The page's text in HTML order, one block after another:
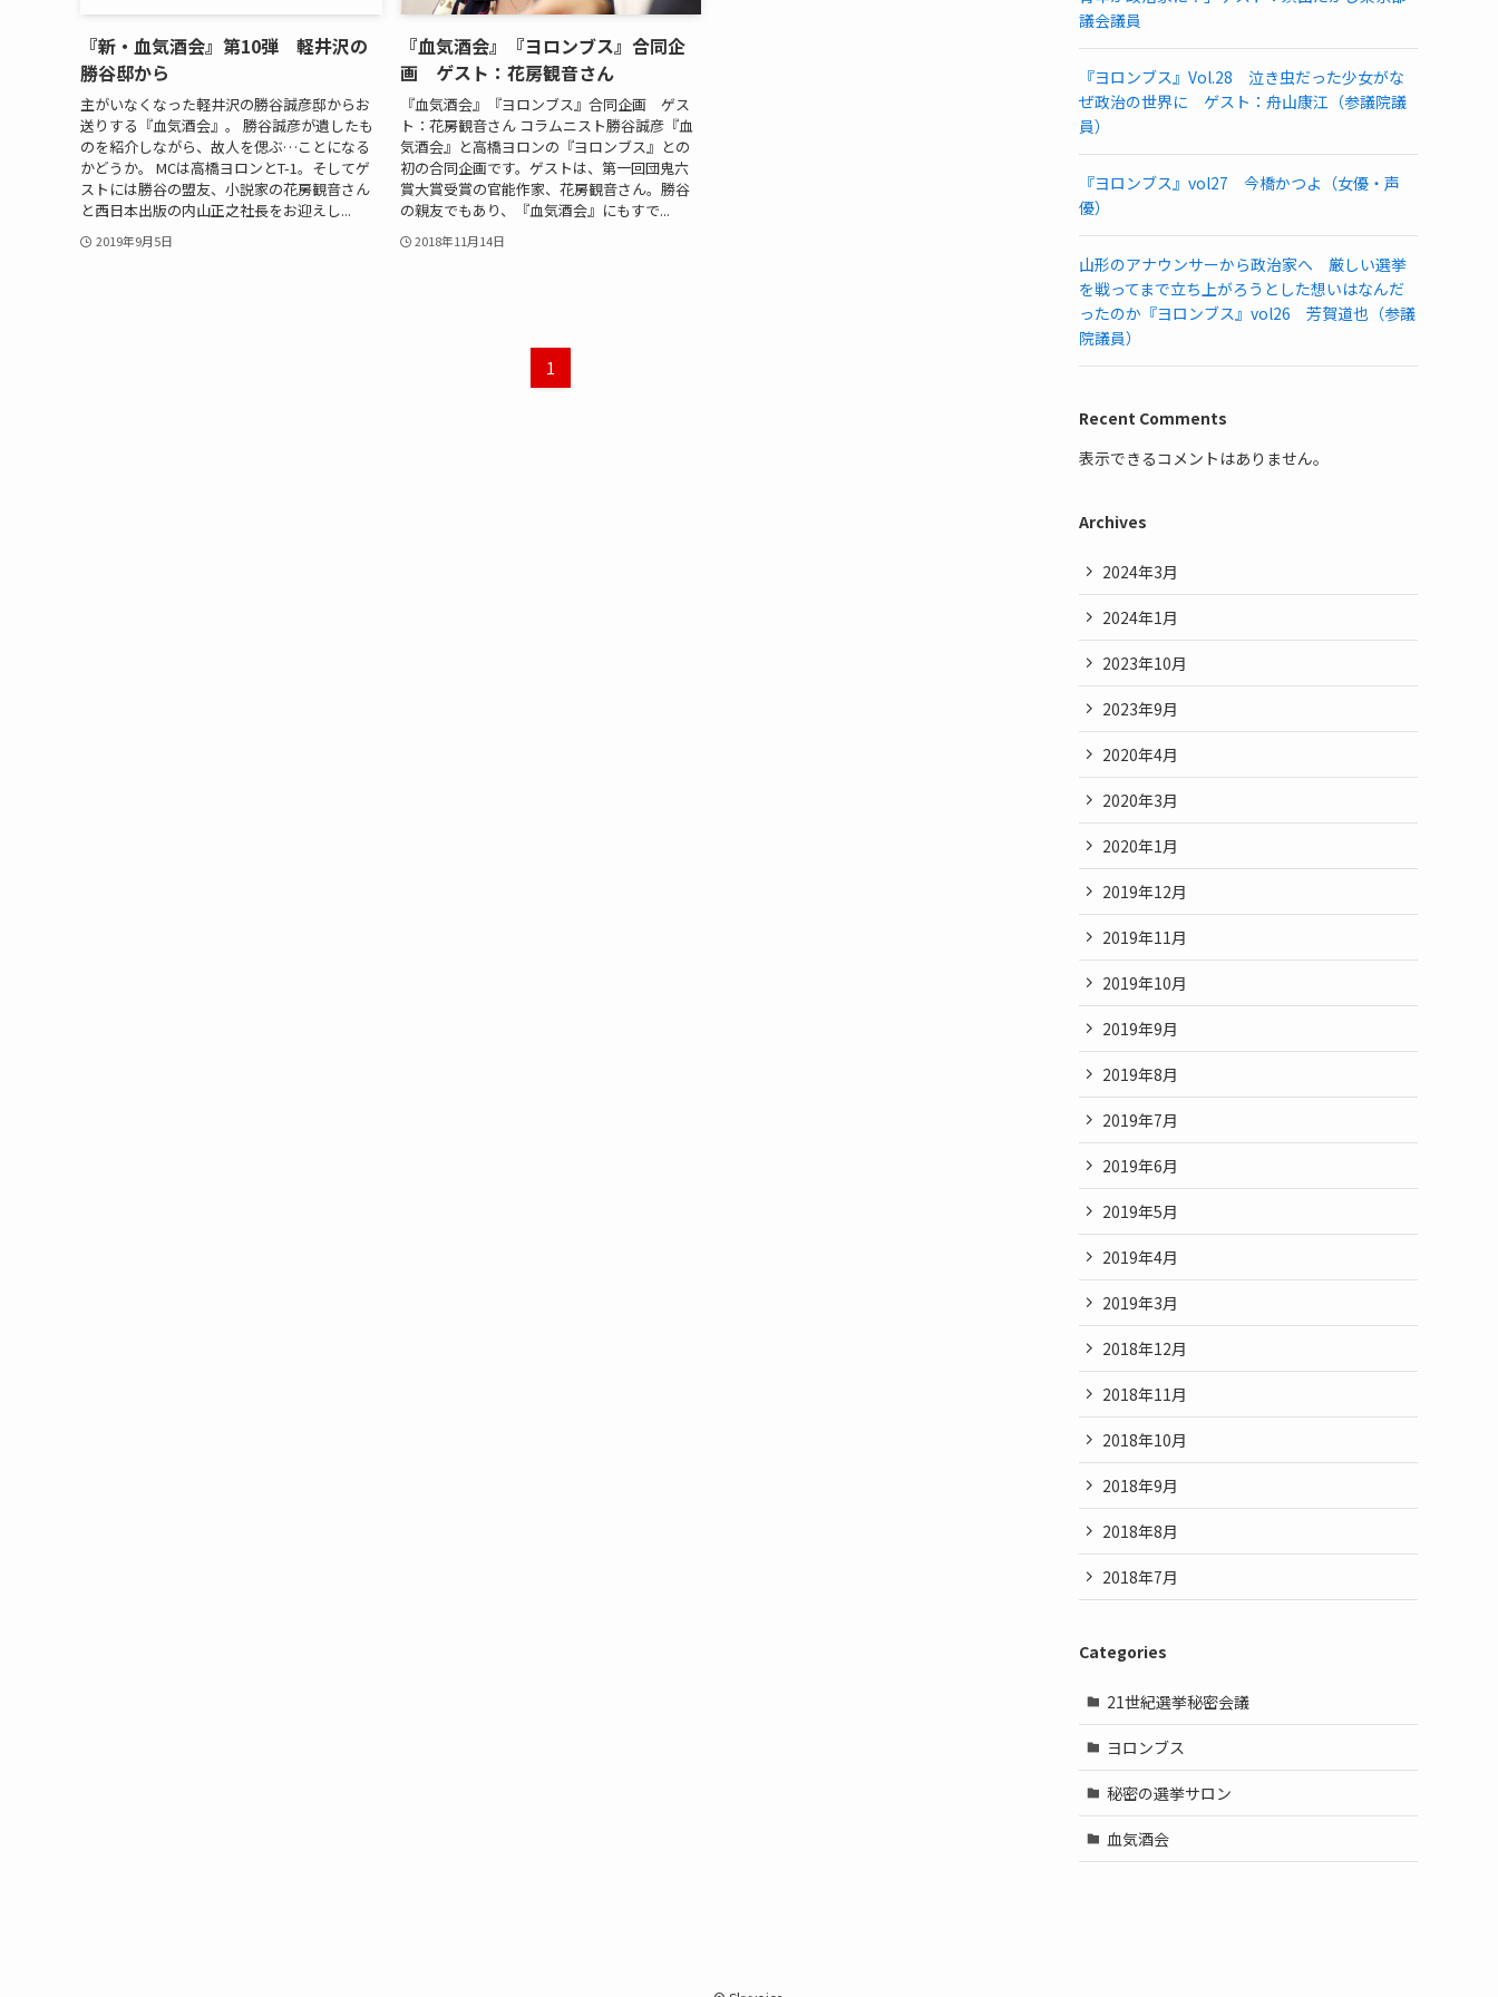
『新・血気酒会』第10弾 軽井沢の
勝谷邸から
主がいなくなった軽井沢の勝谷誠彦邸からお
送りする『血気酒会』。 勝谷誠彦が遺したも
のを紹介しながら、故人を偲ぶ…ことになる
かどうか。 MCは高橋ヨロンとT-1。そしてゲ
ストには勝谷の盟友、小説家の花房観音さん
と西日本出版の内山正之社長をお迎えし...
2019年9月5日
『血気酒会』『ヨロンブス』合同企
画 ゲスト：花房観音さん
『血気酒会』『ヨロンブス』合同企画 ゲス
ト：花房観音さん コラムニスト勝谷誠彦『血
気酒会』と高橋ヨロンの『ヨロンブス』との
初の合同企画です。ゲストは、第一回団鬼六
賞大賞受賞の官能作家、花房観音さん。勝谷
の親友でもあり、『血気酒会』にもすで...
2018年11月14日
1
議会議員
『ヨロンブス』Vol.28 泣き虫だった少女がな
ぜ政治の世界に ゲスト：舟山康江（参議院議
員）
『ヨロンブス』vol27 今橋かつよ（女優・声
優）
山形のアナウンサーから政治家へ 厳しい選挙
を戦ってまで立ち上がろうとした想いはなんだ
ったのか『ヨロンブス』vol26 芳賀道也（参議
院議員）
Recent Comments
表示できるコメントはありません。
Archives
2024年3月
2024年1月
2023年10月
2023年9月
2020年4月
2020年3月
2020年1月
2019年12月
2019年11月
2019年10月
2019年9月
2019年8月
2019年7月
2019年6月
2019年5月
2019年4月
2019年3月
2018年12月
2018年11月
2018年10月
2018年9月
2018年8月
2018年7月
Categories
21世紀選挙秘密会議
ヨロンブス
秘密の選挙サロン
血気酒会